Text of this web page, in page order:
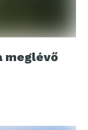
meglévő